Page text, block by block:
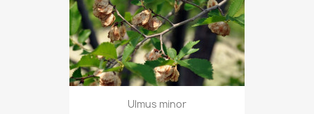
Ulmus minor